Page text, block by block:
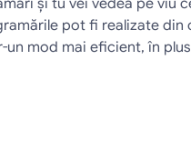
și tu vei vedea pe viu
pot fi realizate din
mod mai eficient, în